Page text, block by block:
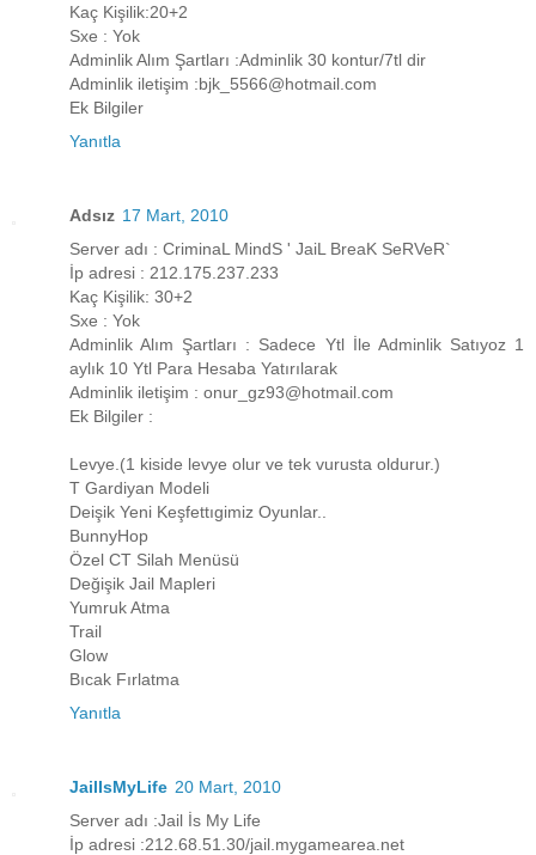
Kaç Kişilik:20+2
Sxe : Yok
Adminlik Alım Şartları :Adminlik 30 kontur/7tl dir
Adminlik iletişim :bjk_5566@hotmail.com
Ek Bilgiler
Yanıtla
Adsız 17 Mart, 2010
Server adı : CriminaL MindS ' JaiL BreaK SeRVeR`
İp adresi : 212.175.237.233
Kaç Kişilik: 30+2
Sxe : Yok
Adminlik Alım Şartları : Sadece Ytl İle Adminlik Satıyoz 1
aylık 10 Ytl Para Hesaba Yatırılarak
Adminlik iletişim : onur_gz93@hotmail.com
Ek Bilgiler :
Levye.(1 kiside levye olur ve tek vurusta oldurur.)
T Gardiyan Modeli
Deişik Yeni Keşfettıgimiz Oyunlar..
BunnyHop
Özel CT Silah Menüsü
Değişik Jail Mapleri
Yumruk Atma
Trail
Glow
Bıcak Fırlatma
Yanıtla
JailIsMyLife 20 Mart, 2010
Server adı :Jail İs My Life
İp adresi :212.68.51.30/jail.mygamearea.net